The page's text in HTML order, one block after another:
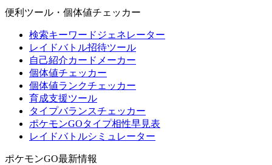
便利ツール・個体値チェッカー
検索キーワードジェネレーター
レイドバトル招待ツール
自己紹介カードメーカー
個体値チェッカー
個体値ランクチェッカー
育成支援ツール
タイプバランスチェッカー
ポケモンGOタイプ相性早見表
レイドバトルシミュレーター
ポケモンGO最新情報